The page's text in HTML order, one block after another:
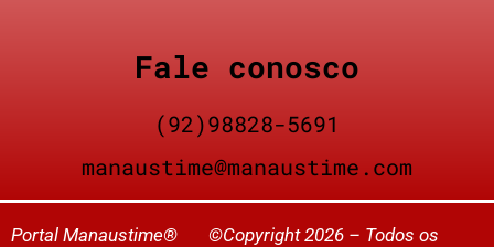
Fale conosco
(92)98828-5691
manaustime@manaustime.com
Portal Manaustime® ©Copyright 2026 – Todos os